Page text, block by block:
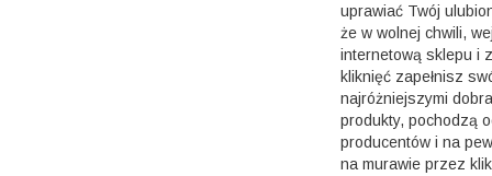
uprawiać Twój
że w wolnej chwili,
internetową sklepu i
kliknięć zapełnisz
najróżniejszymi
produkty, pochodzą
producentów i na
na murawie przez